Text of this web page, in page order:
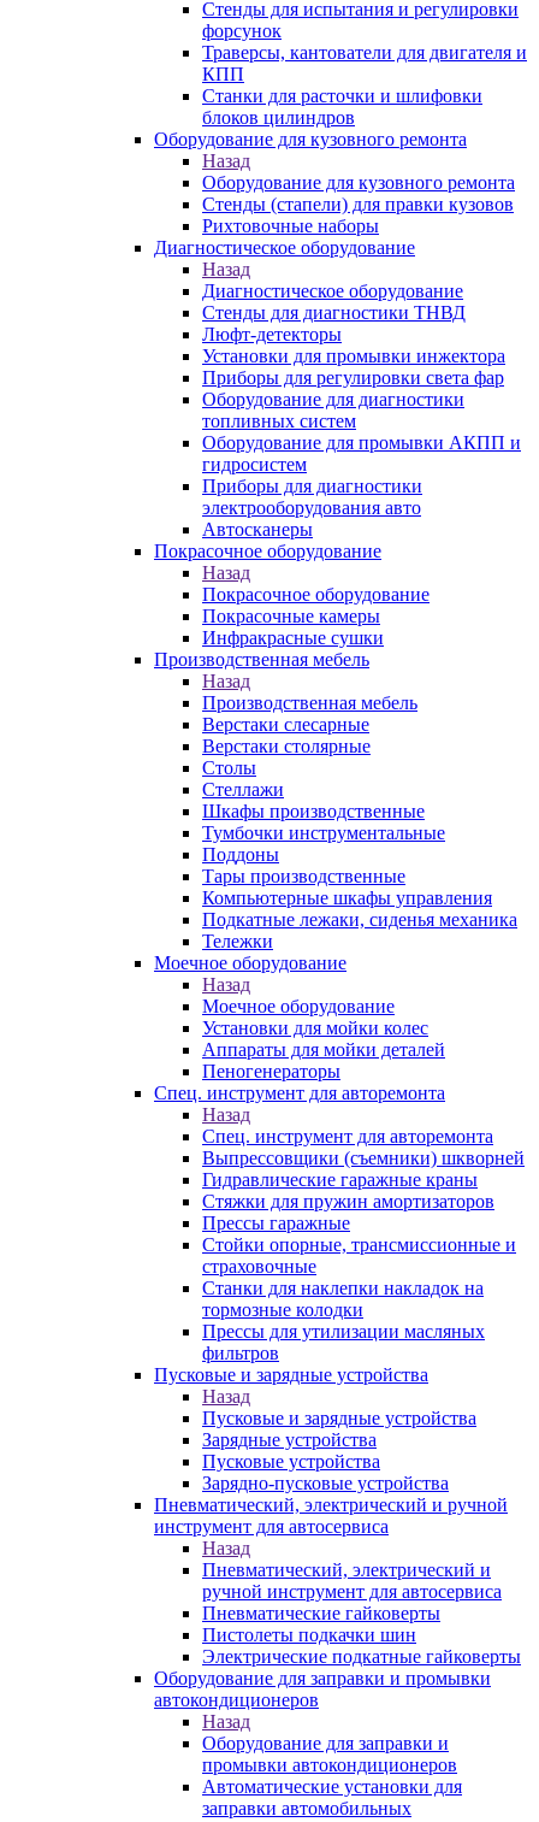
Стенды для испытания и регулировки
форсунок
Траверсы, кантователи для двигателя и
КПП
Станки для расточки и шлифовки
блоков цилиндров
Оборудование для кузовного ремонта
Назад
Оборудование для кузовного ремонта
Стенды (стапели) для правки кузовов
Рихтовочные наборы
Диагностическое оборудование
Назад
Диагностическое оборудование
Стенды для диагностики ТНВД
Люфт-детекторы
Установки для промывки инжектора
Приборы для регулировки света фар
Оборудование для диагностики
топливных систем
Оборудование для промывки АКПП и
гидросистем
Приборы для диагностики
электрооборудования авто
Автосканеры
Покрасочное оборудование
Назад
Покрасочное оборудование
Покрасочные камеры
Инфракрасные сушки
Производственная мебель
Назад
Производственная мебель
Верстаки слесарные
Верстаки столярные
Столы
Стеллажи
Шкафы производственные
Тумбочки инструментальные
Поддоны
Тары производственные
Компьютерные шкафы управления
Подкатные лежаки, сиденья механика
Тележки
Моечное оборудование
Назад
Моечное оборудование
Установки для мойки колес
Аппараты для мойки деталей
Пеногенераторы
Спец. инструмент для авторемонта
Назад
Спец. инструмент для авторемонта
Выпрессовщики (съемники) шкворней
Гидравлические гаражные краны
Стяжки для пружин амортизаторов
Прессы гаражные
Стойки опорные, трансмиссионные и
страховочные
Станки для наклепки накладок на
тормозные колодки
Прессы для утилизации масляных
фильтров
Пусковые и зарядные устройства
Назад
Пусковые и зарядные устройства
Зарядные устройства
Пусковые устройства
Зарядно-пусковые устройства
Пневматический, электрический и ручной
инструмент для автосервиса
Назад
Пневматический, электрический и
ручной инструмент для автосервиса
Пневматические гайковерты
Пистолеты подкачки шин
Электрические подкатные гайковерты
Оборудование для заправки и промывки
автокондиционеров
Назад
Оборудование для заправки и
промывки автокондиционеров
Автоматические установки для
заправки автомобильных